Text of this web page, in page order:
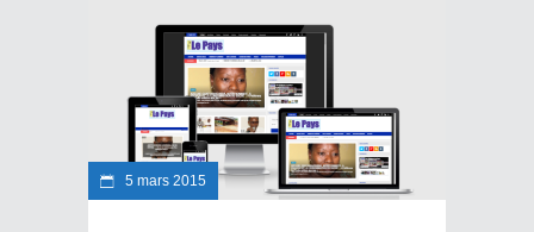
5 mars 2015